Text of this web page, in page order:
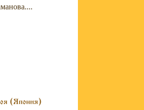
(Япония)